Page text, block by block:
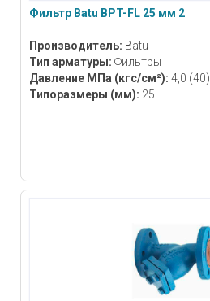
Фильтр Batu BPT-FL 25 мм 2
Производитель: Batu
Тип арматуры: Фильтры
Давление МПа (кгс/см²): 4,0 (40)
Типоразмеры (мм): 25